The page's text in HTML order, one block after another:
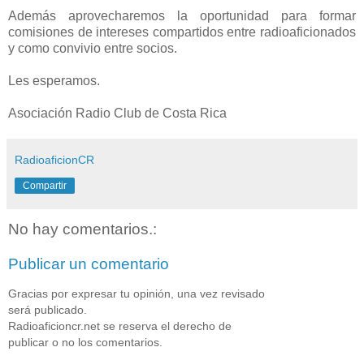
Además aprovecharemos la oportunidad para formar
comisiones de intereses compartidos entre radioaficionados
y como convivio entre socios.
Les esperamos.
Asociación Radio Club de Costa Rica
RadioaficionCR
Compartir
No hay comentarios.:
Publicar un comentario
Gracias por expresar tu opinión, una vez revisado
será publicado.
Radioaficioncr.net se reserva el derecho de
publicar o no los comentarios.